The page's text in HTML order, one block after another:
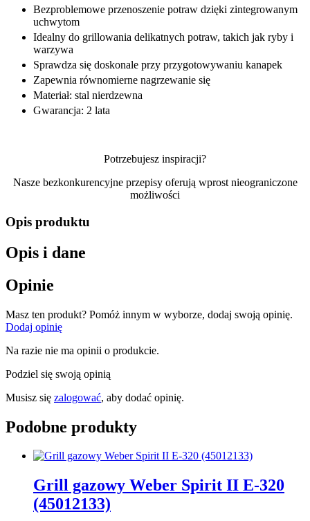
Bezproblemowe przenoszenie potraw dzięki zintegrowanym
uchwytom
Idealny do grillowania delikatnych potraw, takich jak ryby i
warzywa
Sprawdza się doskonale przy przygotowywaniu kanapek
Zapewnia równomierne nagrzewanie się
Materiał: stal nierdzewna
Gwarancja: 2 lata
Potrzebujesz inspiracji?
Nasze bezkonkurencyjne przepisy oferują wprost nieograniczone
możliwości
Opis produktu
Opis i dane
Opinie
Masz ten produkt? Pomóż innym w wyborze, dodaj swoją opinię.
Dodaj opinię
Na razie nie ma opinii o produkcie.
Podziel się swoją opinią
Musisz się zalogować, aby dodać opinię.
Podobne produkty
Grill gazowy Weber Spirit II E-320
(45012133)